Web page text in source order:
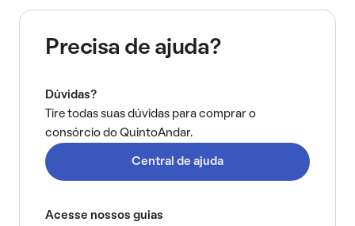
Precisa de ajuda?
Dúvidas?
Tire todas suas dúvidas para comprar o
consórcio do QuintoAndar.
Central de ajuda
Acesse nossos guias